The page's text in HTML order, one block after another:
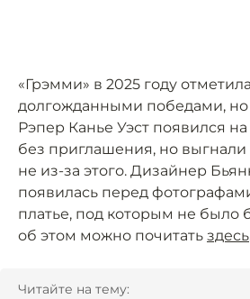
«Грэмми» в 2025 году
долгожданными победами, но
Рэпер Канье Уэст появился
без приглашения, но выгнали
не из-за этого. Дизайнер
появилась перед
платье, под которым не было
об этом можно почитать здесь
Читайте на тему: